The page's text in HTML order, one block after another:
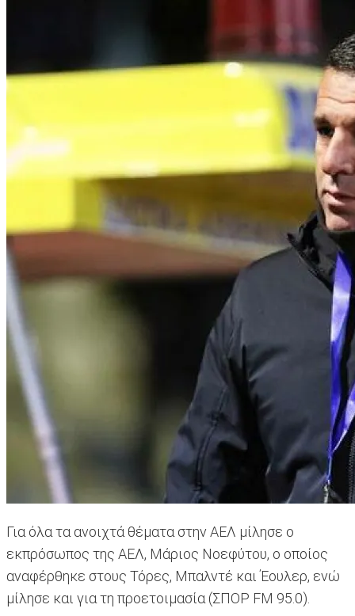
Για όλα τα ανοιχτά θέματα στην ΑΕΛ μίλησε ο
εκπρόσωπος της ΑΕΛ, Μάριος Νοεφύτου, ο οποίος
αναφέρθηκε στους Τόρες, Μπαλντέ και Έουλερ, ενώ
μίλησε και για τη προετοιμασία (ΣΠΟΡ FM 95.0).